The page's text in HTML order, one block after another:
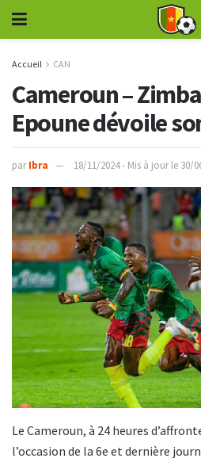
Accueil CAN
Cameroun –
Epoune dévoile
par Ibra 18/11/2024 - Mis à jour le 30/
Le Cameroun, à 24 heures
l’occasion de la 6e et dernière